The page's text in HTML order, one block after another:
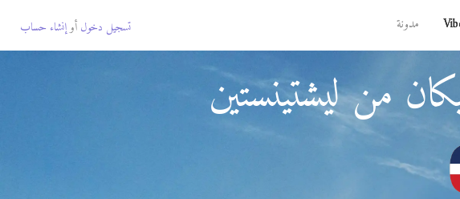
مدونة تسجيل دخول أوإنشاء حساب
من ليشتينستين